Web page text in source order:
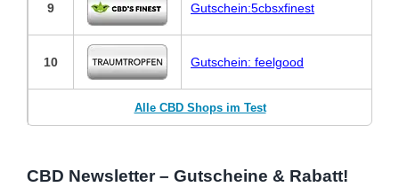
9 Gutschein:5cbsxfinest
10 Gutschein: feelgood
Alle CBD Shops im Test
CBD Newsletter – Gutscheine & Rabatt!